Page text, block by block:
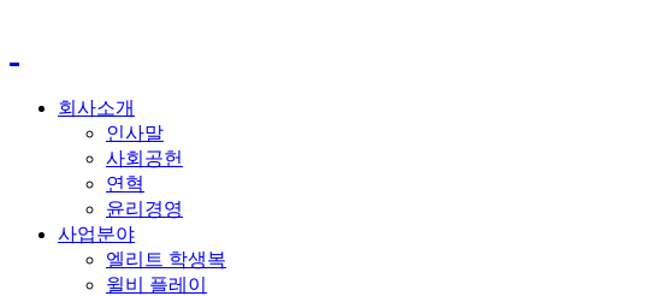
회사소개
인사말
사회공헌
연혁
윤리경영
사업분야
엘리트 학생복
윌비 플레이